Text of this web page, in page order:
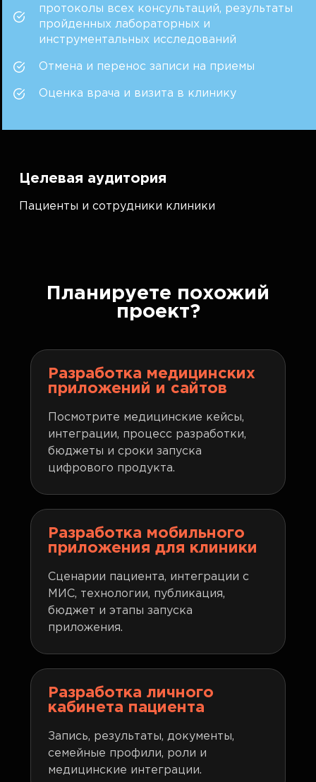
протоколы всех консультаций, результаты
пройденных лабораторных и
инструментальных исследований
Отмена и перенос записи на приемы
Оценка врача и визита в клинику
Целевая аудитория
Пациенты и сотрудники клиники
Планируете похожий
проект?
Разработка медицинских
приложений и сайтов
Посмотрите медицинские кейсы,
интеграции, процесс разработки,
бюджеты и сроки запуска
цифрового продукта.
Разработка мобильного
приложения для клиники
Сценарии пациента, интеграции с
МИС, технологии, публикация,
бюджет и этапы запуска
приложения.
Разработка личного
кабинета пациента
Запись, результаты, документы,
семейные профили, роли и
медицинские интеграции.